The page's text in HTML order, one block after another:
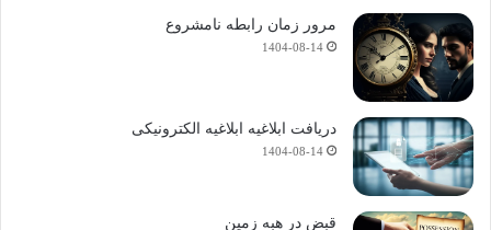
مرور زمان رابطه نامشروع
1404-08-14
دریافت ابلاغیه ابلاغیه الکترونیکی
1404-08-14
قبض در هبه زمین